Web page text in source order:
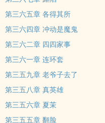
第三六五章 各得其所
第三六四章 冲动是魔鬼
第三六二章 四四家事
第三六一章 连环套
第三五九章 老爷子去了
第三五八章 真英雄
第三五六章 夏茉
第三五五章 翻脸